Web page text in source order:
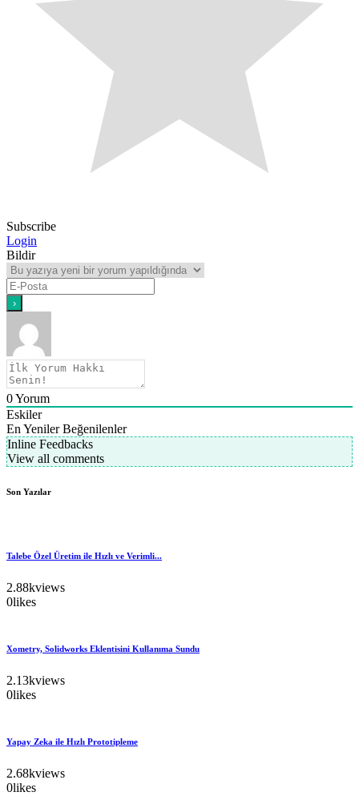
Subscribe
Login
Bildir
0Yorum
Eskiler
En Yeniler Beğenilenler
Inline Feedbacks
View all comments
Son Yazılar
Talebe Özel Üretim ile Hızlı ve Verimli...
2.88kviews
0likes
Xometry, Solidworks Eklentisini Kullanıma Sundu
2.13kviews
0likes
Yapay Zeka ile Hızlı Prototipleme
2.68kviews
0likes